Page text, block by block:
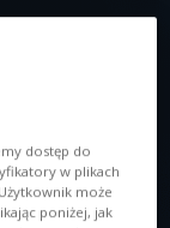
dostęp do
w plikach
może
poniżej, jak